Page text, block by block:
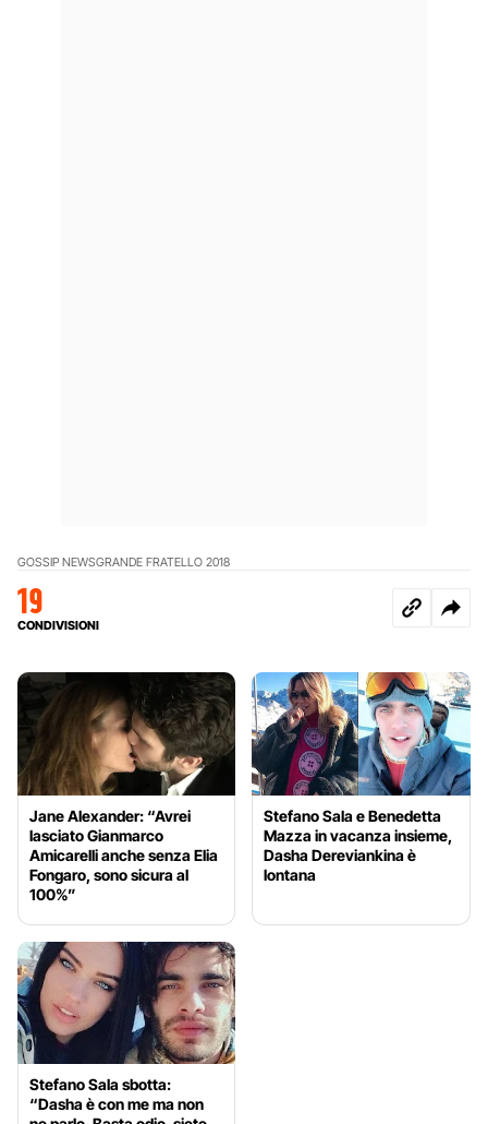
GOSSIP NEWSGRANDE FRATELLO 2018
19
CONDIVISIONI
Jane Alexander: “Avrei
lasciato Gianmarco
Amicarelli anche senza Elia
Fongaro, sono sicura al
100%”
Stefano Sala e Benedetta
Mazza in vacanza insieme,
Dasha Dereviankina è
lontana
Stefano Sala sbotta:
“Dasha è con me ma non